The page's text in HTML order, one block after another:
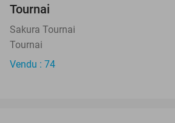
Tournai
Sakura Tournai
Tournai
Vendu : 74